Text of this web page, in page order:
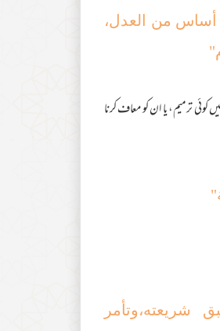
أساس من العدل،
ترمیم، یا ان کو معاف کرنا
شریعته،وتأمر